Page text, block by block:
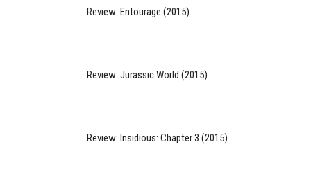
Review: Entourage (2015)
Review: Jurassic World (2015)
Review: Insidious: Chapter 3 (2015)